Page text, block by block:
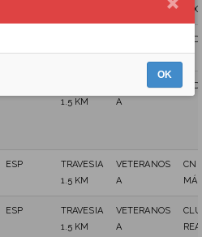
1.5 KM
B
1.5 KM
VETERANOS
A
ESP
TRAVESIA
1.5 KM
VETERANOS
A
CN
ESP
TRAVESIA
1.5 KM
VETERANOS
A
OK